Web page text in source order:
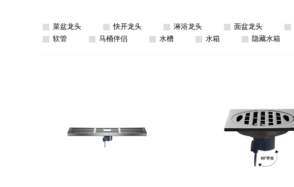
菜盆龙头 快开龙头 淋浴龙头 面盆龙头
软管
马桶伴侣 水槽 水箱 隐藏水箱